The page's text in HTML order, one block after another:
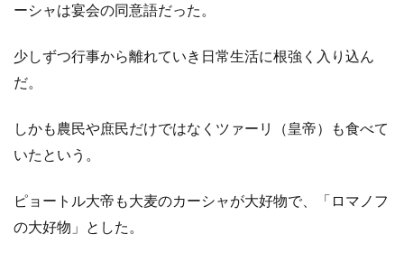
ーシャは宴会の同意語だった。
少しずつ行事から離れていき日常生活に根強く入り込ん
だ。
しかも農民や庶民だけではなくツァーリ（皇帝）も食べて
いたという。
ピョートル大帝も大麦のカーシャが大好物で、「ロマノフ
の大好物」とした。